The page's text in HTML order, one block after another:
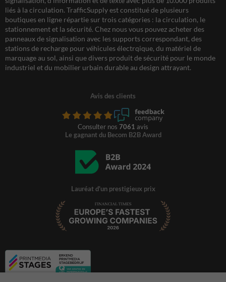
liés à la circulation. TrafficSupply est constitué de plusieurs
boutiques en ligne répartie sur trois catégories : la circulation, le
stationnement et la sécurité. Chez nous vous pouvez acheter des
panneaux de signalisation avec les supports correspondant, des
stations de recharge pour véhicules électrqique, du matériel de
marquage au sol, ainsi que divers produit de sécurité pour le monde
industriel et du mobilier urbain durable au design attrayant.
Avis des clients
Consulter nos 7061 avis
Le gagnant du Becom B2B Award
Lauréat d'un prestigieux prix